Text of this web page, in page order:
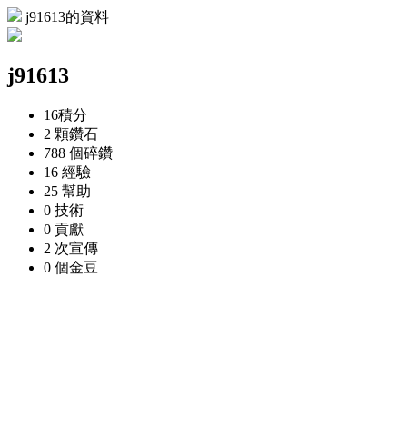
j91613的資料
j91613
16積分
2 顆鑽石
788 個碎鑽
16 經驗
25 幫助
0 技術
0 貢獻
2 次宣傳
0 個金豆